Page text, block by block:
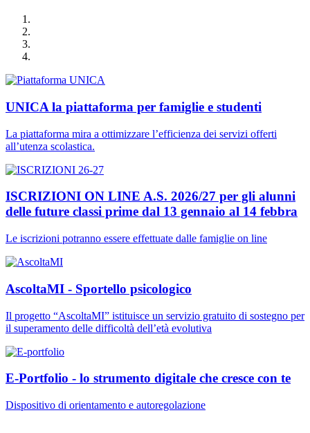
UNICA la piattaforma per famiglie e studenti
La piattaforma mira a ottimizzare l’efficienza dei servizi offerti
all’utenza scolastica.
ISCRIZIONI ON LINE A.S. 2026/27 per gli alunni
delle future classi prime dal 13 gennaio al 14 febbra
Le iscrizioni potranno essere effettuate dalle famiglie on line
AscoltaMI - Sportello psicologico
Il progetto “AscoltaMI” istituisce un servizio gratuito di sostegno per
il superamento delle difficoltà dell’età evolutiva
E-Portfolio - lo strumento digitale che cresce con te
Dispositivo di orientamento e autoregolazione